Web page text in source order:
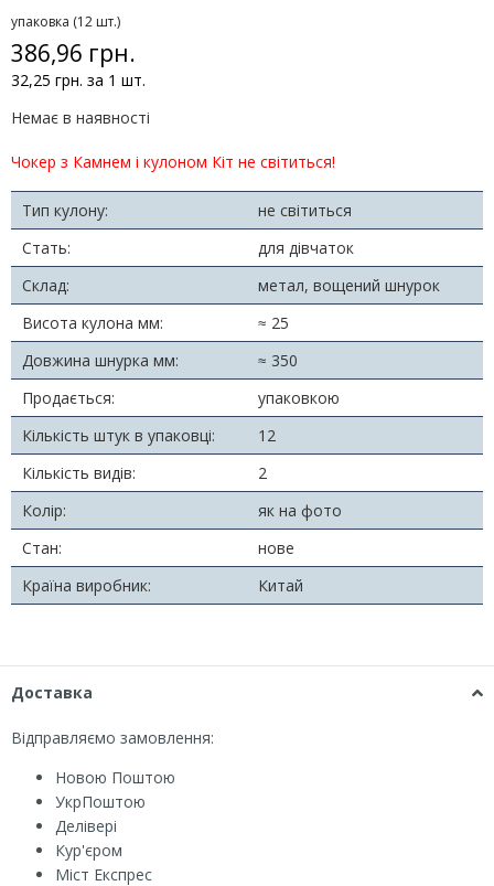
упаковка (12 шт.)
386,96 грн.
32,25 грн. за 1 шт.
Немає в наявності
Чокер з Камнем і кулоном Кіт не світиться!
Тип кулону:
не світиться
Стать:
для дівчаток
Склад:
метал, вощений шнурок
Висота кулона мм:
≈ 25
Довжина шнурка мм:
≈ 350
Продається:
упаковкою
Кількість штук в упаковці:
12
Кількість видів:
2
Колір:
як на фото
Стан:
нове
Країна виробник:
Китай
Доставка
Відправляємо замовлення:
Новою Поштою
УкрПоштою
Делівері
Кур'єром
Міст Експрес